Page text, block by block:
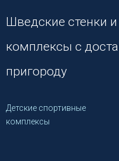
Шведские стенки
комплексы с
пригороду
Детские спортивные
комплексы